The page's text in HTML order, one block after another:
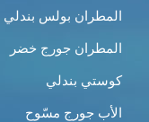
المطران بولس بندلي
المطران جورج خضر
كوستي بندلي
الأب جورج مسّوح